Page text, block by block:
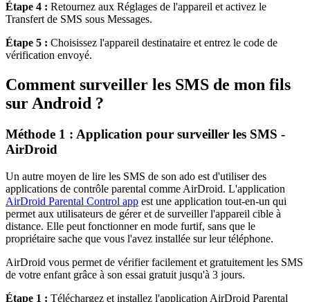
Étape 4 : Retournez aux Réglages de l'appareil et activez le
Transfert de SMS sous Messages.
Étape 5 : Choisissez l'appareil destinataire et entrez le code de
vérification envoyé.
Comment surveiller les SMS de mon fils
sur Android ?
Méthode 1 : Application pour surveiller les SMS -
AirDroid
Un autre moyen de lire les SMS de son ado est d'utiliser des
applications de contrôle parental comme AirDroid. L'application
AirDroid Parental Control app est une application tout-en-un qui
permet aux utilisateurs de gérer et de surveiller l'appareil cible à
distance. Elle peut fonctionner en mode furtif, sans que le
propriétaire sache que vous l'avez installée sur leur téléphone.
AirDroid vous permet de vérifier facilement et gratuitement les SMS
de votre enfant grâce à son essai gratuit jusqu'à 3 jours.
Étape 1 : Téléchargez et installez l'application AirDroid Parental